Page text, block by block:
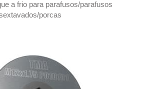
a frio para parafusos/parafusos
porcas